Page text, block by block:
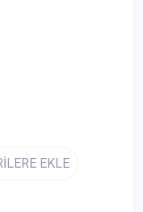
EKLE